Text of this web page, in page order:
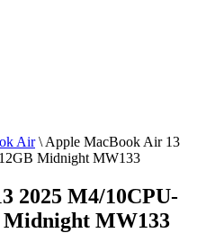
Air\ Apple MacBook Air 13
Midnight MW133
2025 M4/10CPU-
Midnight MW133